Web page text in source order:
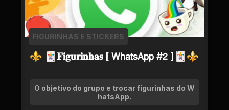
⚜ 🃏𝐅𝐢𝐠𝐮𝐫𝐢𝐧𝐡𝐚𝐬 [ 𝖶𝗁𝖺𝗍𝗌𝖠𝗉𝗉 #𝟤 ]🃏⚜
FIGURINHAS E STICKERS
O objetivo do grupo e trocar figurinhas do W
hatsApp.